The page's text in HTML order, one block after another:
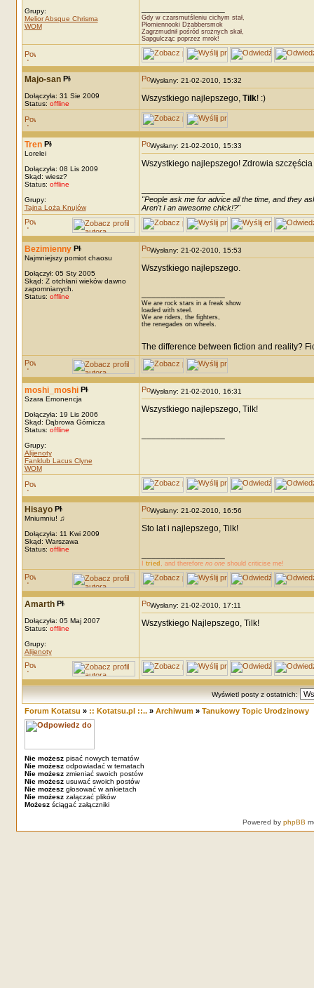
Grupy:
Melior Absque Chrisma
WOM
Gdy w czarsmutśleniu cichym stał,
Płomiennooki Dżabbersmok
Zagrzmudnił pośród srożnych skał,
Sapgulcząc poprzez mrok!
Majo-san
Dołączyła: 31 Sie 2009
Status: offline
Wysłany: 21-02-2010, 15:32
Wszystkiego najlepszego, Tilk! :)
Tren
Lorelei
Dołączyła: 08 Lis 2009
Skąd: wiesz?
Status: offline
Grupy:
Tajna Loża Knujów
Wysłany: 21-02-2010, 15:33
Wszystkiego najlepszego! Zdrowia
"People ask me for advice all the time, and they
Aren't I an awesome chick!?"
Bezimienny
Najmniejszy pomiot chaosu
Dołączył: 05 Sty 2005
Skąd: Z otchłani wieków dawno
zapomnianych.
Status: offline
Wysłany: 21-02-2010, 15:53
Wszystkiego najlepszego.
We are rock stars in a freak show
loaded with steel.
We are riders, the fighters,
the renegades on wheels.
The difference between fiction and reality?
moshi_moshi
Szara Emonencja
Dołączyła: 19 Lis 2006
Skąd: Dąbrowa Górnicza
Status: offline
Grupy:
Alijenoty
Fanklub Lacus Clyne
WOM
Wysłany: 21-02-2010, 16:31
Wszystkiego najlepszego, Tilk!
Hisayo
Mniumniu! ♫
Dołączyła: 11 Kwi 2009
Skąd: Warszawa
Status: offline
Wysłany: 21-02-2010, 16:56
Sto lat i najlepszego, Tilk!
tried , and therefore no oneshould criticise me!
Amarth
Dołączyła: 05 Maj 2007
Status: offline
Grupy:
Alijenoty
Wysłany: 21-02-2010, 17:11
Wszystkiego Najlepszego, Tilk!
Wyświetl posty z ostatnich:
Forum Kotatsu » :: Kotatsu.pl ::..» Archiwum» Tanukowy Topic Urodzinowy
Nie możeszpisać nowych tematów
Nie możeszodpowiadać w tematach
Nie możeszzmieniać swoich postów
Nie możeszusuwać swoich postów
Nie możeszgłosować w ankietach
Nie możeszzałączać plików
Możeszściągać załączniki
Powered by phpBB